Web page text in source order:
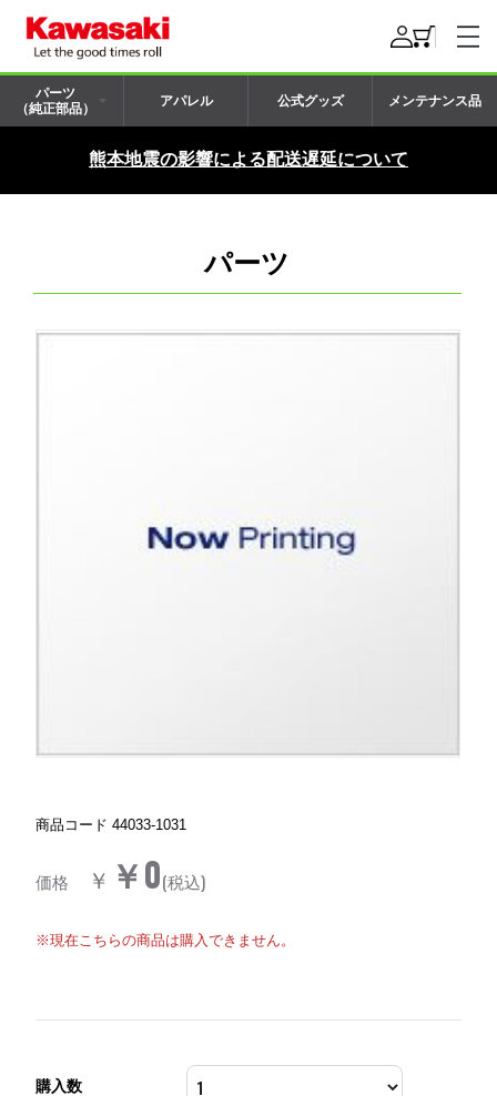
パーツ
（純正部品）
アパレル 公式グッズ メンテナンス品
熊本地震の影響による配送遅延について
パーツ
商品コード 44033-1031
価格 ￥ ￥0(税込)
※現在こちらの商品は購入できません。
購入数